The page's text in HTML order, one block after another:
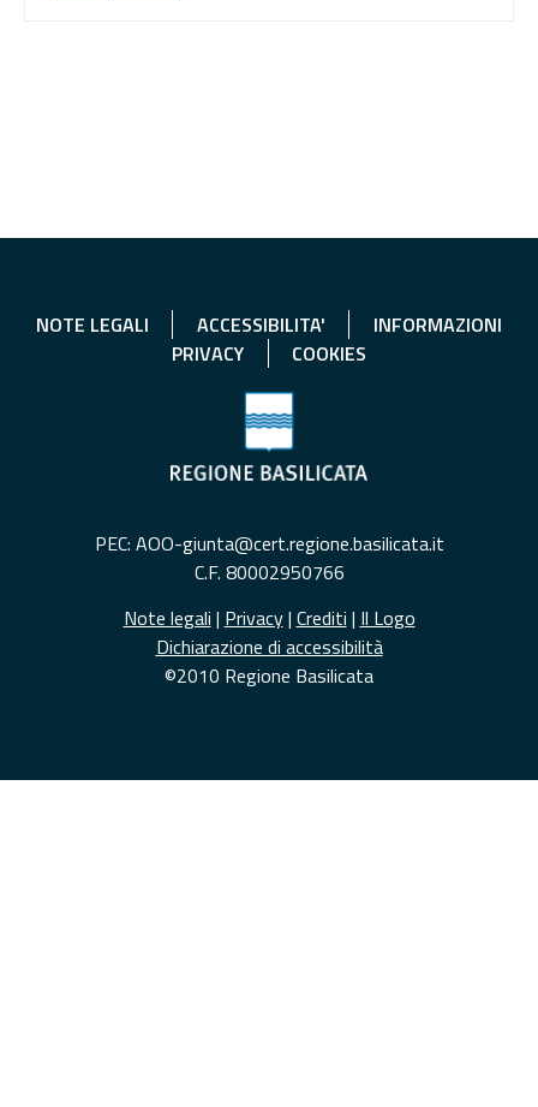
NOTE LEGALI ACCESSIBILITA'
INFORMAZIONI
PRIVACY
COOKIES
PEC: AOO-giunta@cert.regione.basilicata.it
C.F. 80002950766
Note legali | Privacy| Crediti | Il Logo
Dichiarazione di accessibilità
©2010 Regione Basilicata